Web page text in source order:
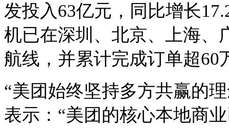
发投入63亿元，同比增长
机已在深圳、北京、上海、
航线，并累计完成订单超60
“美团始终坚持多方共赢的
表示：“美团的核心本地商